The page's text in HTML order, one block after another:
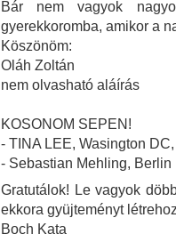
Bár nem vagyok
gyerekkoromba, amikor a
Köszönöm:
Oláh Zoltán
nem olvasható aláírás
KOSONOM SEPEN!
- TINA LEE, Wasington
- Sebastian Mehling, Berlin
Gratutálok! Le vagyok
ekkora gyüjteményt
Boch Kata